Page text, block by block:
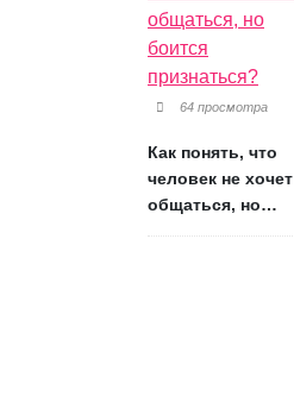
64 просмотра
Как понять, что
человек не хочет
общаться, но